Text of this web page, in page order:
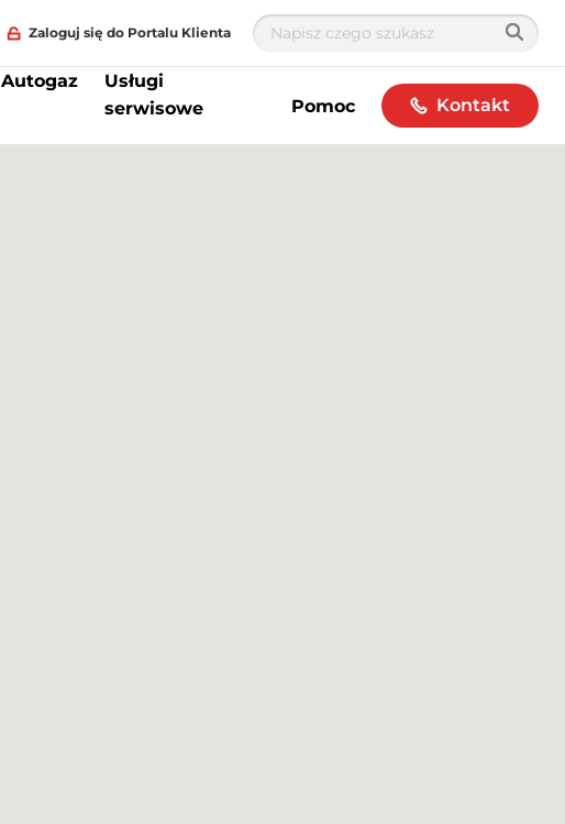
Zaloguj się do Portalu Klienta
Autogaz
Usługi
serwisowe
Pomoc Kontakt